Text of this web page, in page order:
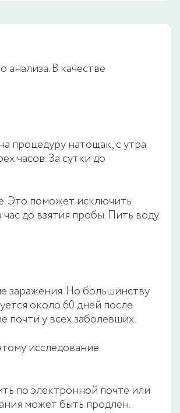
В качестве
процедуру натощак, с утра.
часов. За сутки до
Это поможет исключить
до взятия пробы. Пить воду
заражения. Но большинству
около 60 дней после
у всех заболевших.
исследование
по электронной почте или
может быть продлен.